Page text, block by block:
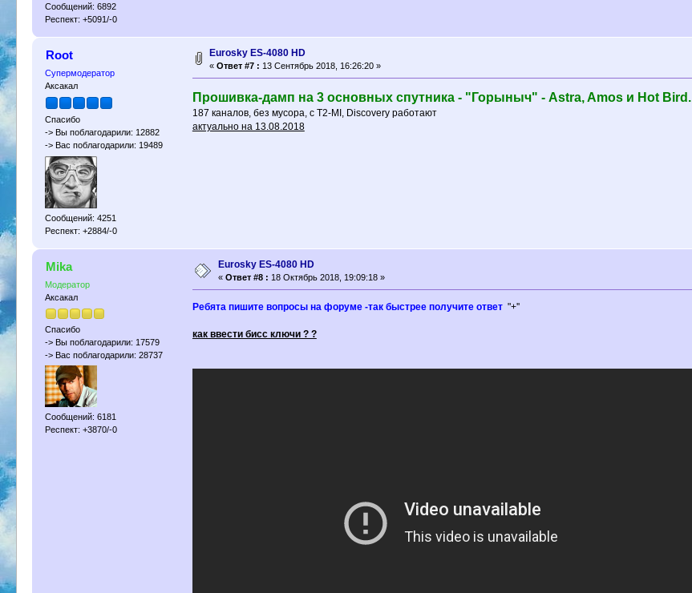
Сообщений: 6892
Респект: +5091/-0
Root
Супермодератор
Аксакал
Спасибо
-> Вы поблагодарили: 12882
-> Вас поблагодарили: 19489
Сообщений: 4251
Респект: +2884/-0
Eurosky ES-4080 HD
«Ответ #7 : 13 Сентябрь 2018, 16:26:20 »
Прошивка-дамп на 3 основных спутника - "Горыныч" - Astra, Amos и Hot Bird.
187 каналов, без мусора, с T2-MI, Discovery работают
актуально на 13.08.2018
Mika
Модератор
Аксакал
Спасибо
-> Вы поблагодарили: 17579
-> Вас поблагодарили: 28737
Сообщений: 6181
Респект: +3870/-0
Eurosky ES-4080 HD
«Ответ #8 : 18 Октябрь 2018, 19:09:18 »
Ребята пишите вопросы на форуме -так быстрее получите ответ"+''
как ввести бисс ключи ? ?